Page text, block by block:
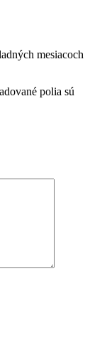
mesiacoch
polia sú